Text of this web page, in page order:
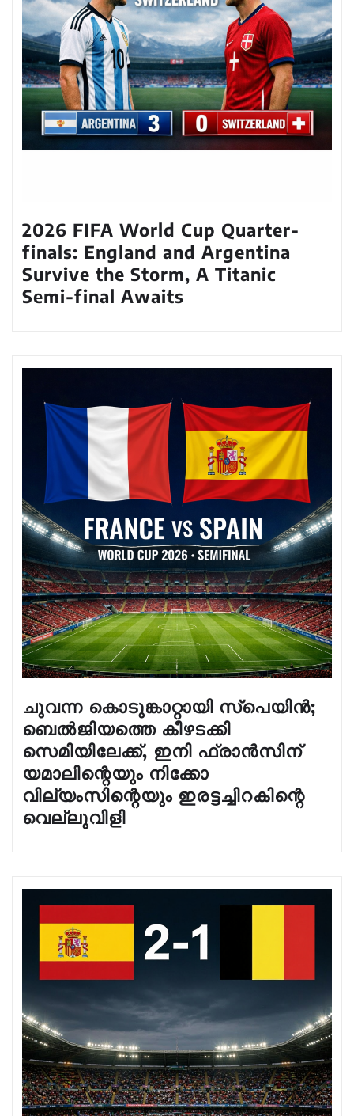
2026 FIFA World Cup Quarter-
finals: England and Argentina
Survive the Storm, A Titanic
Semi-final Awaits
ചുവന്ന കൊടുങ്കാറ്റായി സ്പെയിൻ;
ബെൽജിയത്തെ കീഴടക്കി
സെമിയിലേക്ക്, ഇനി ഫ്രാൻസിന്
യമാലിന്റെയും നിക്കോ
വില്യംസിന്റെയും ഇരട്ടച്ചിറകിന്റെ
വെല്ലുവിളി